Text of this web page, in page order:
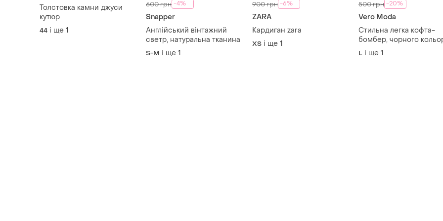
Толстовка камни джуси
кутюр
44 і ще 1
600 грн -4%
Snapper
Англійський вінтажний
светр, натуральна тканина
S-M і ще 1
900 грн -6%
ZARA
Кардиган zara
ХS і ще 1
500 грн -20%
Vero Moda
Стильна легка кофта-
бомбер, чорного
на блискавці.
L і ще 1